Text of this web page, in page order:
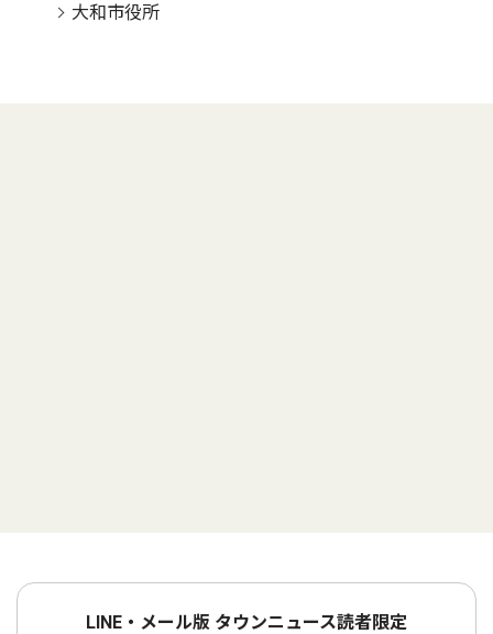
大和市役所
LINE・メール版 タウンニュース読者限定